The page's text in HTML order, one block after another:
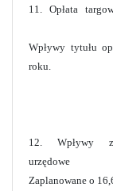
11.
Wpływy tytułu
roku.
12. Wpływy
urzędowe
Zaplanowane o